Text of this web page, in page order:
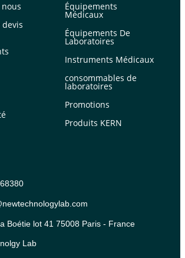
Équipements
Médicaux
Équipements De
Laboratoires
Instruments Médicaux
consommables de
laboratoires
Promotions
Produits KERN
Boétie lot 41 75008 Paris - France
Lab